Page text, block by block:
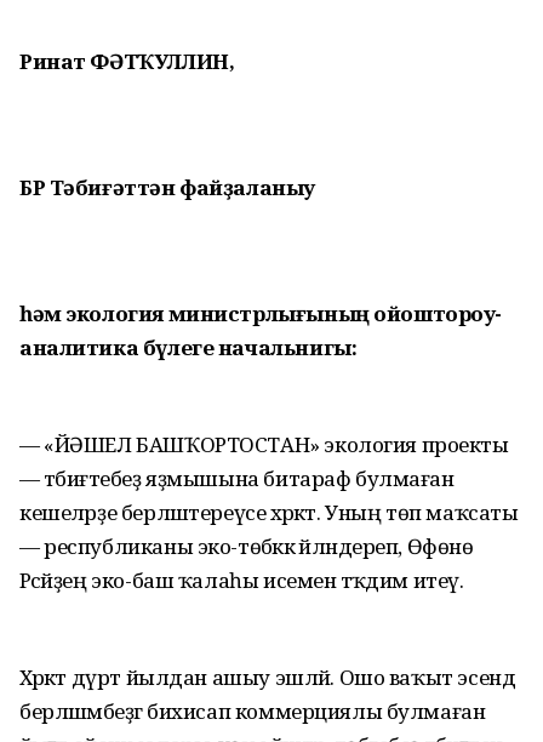
Ринат ФӘТҠУЛЛИН,
БР Тәбиғәттән файҙаланыу
һәм экология министрлығының ойоштороу-
аналитика бүлеге начальнигы:
— «ЙӘШЕЛ БАШҠОРТОСТАН» экология проекты
— тәбиғәтебеҙ яҙмышына битараф булмаған
кешеләрҙе берләштереүсе хәрәкәт. Уның төп маҡсаты
— республиканы эко-төбәккә әйләндереп, Өфөнө
Рәсәйҙең эко-баш ҡалаһы исеменә тәҡдим итеү.
Хәрәкәт дүрт йылдан ашыу эшләй. Ошо ваҡыт эсендә
берләшмәбеҙгә бихисап коммерциялы булмаған